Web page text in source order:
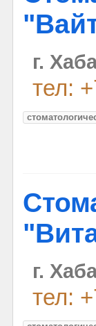
г.
тел:
г.
тел: